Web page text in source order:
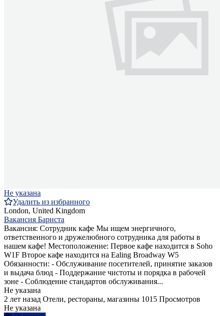
Не указана
Удалить из избранного
London, United Kingdom
Вакансия Бариста
Вакансия: Сотрудник кафе Мы ищем энергичного,
ответственного и дружелюбного сотрудника для работы в
нашем кафе! Местоположение: Первое кафе находится в Soho
W1F Второе кафе находится на Ealing Broadway W5
Обязанности: - Обслуживание посетителей, принятие заказов
и выдача блюд - Поддержание чистоты и порядка в рабочей
зоне - Соблюдение стандартов обслуживания...
Не указана
2 лет назад Отели, рестораны, магазины 1015 Просмотров
Не указана